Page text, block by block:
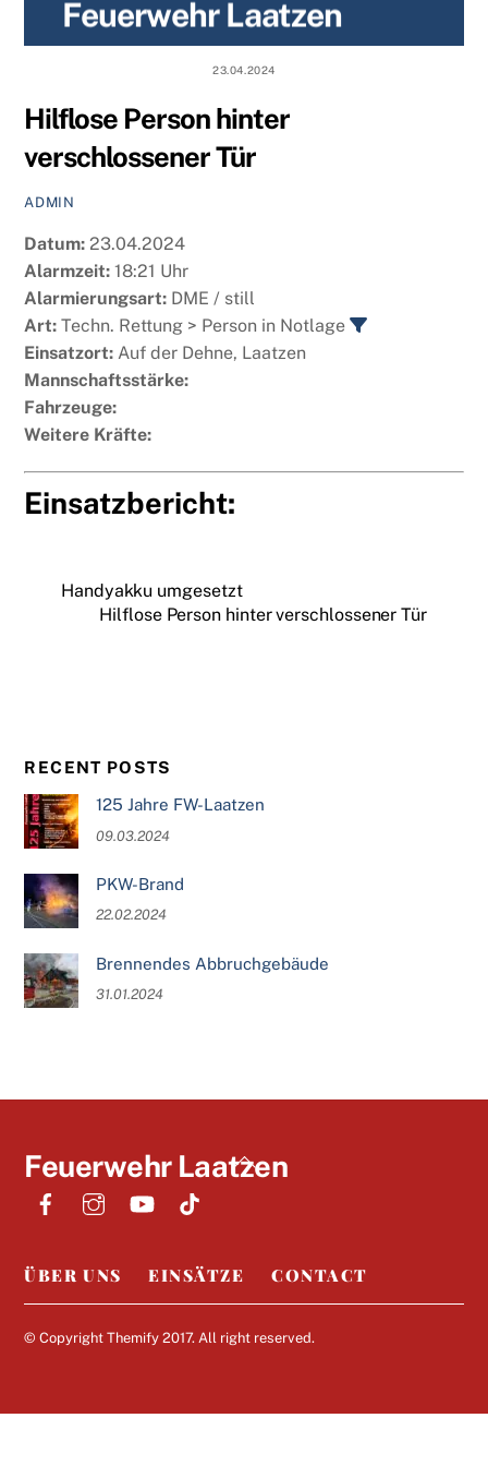
Feuerwehr Laatzen
23.04.2024
Hilflose Person hinter
verschlossener Tür
ADMIN
Datum: 23.04.2024
Alarmzeit: 18:21 Uhr
Alarmierungsart: DME / still
Art: Techn. Rettung > Person in Notlage
Einsatzort: Auf der Dehne, Laatzen
Mannschaftsstärke:
Fahrzeuge:
Weitere Kräfte:
Einsatzbericht:
Handyakku umgesetzt
Hilflose Person hinter verschlossener Tür
RECENT POSTS
125 Jahre FW-Laatzen
09.03.2024
PKW-Brand
22.02.2024
Brennendes Abbruchgebäude
31.01.2024
Back
Feuerwehr Laatzen
ÜBER UNS EINSÄTZE CONTACT
© CopyrightThemify 2017. All right reserved.